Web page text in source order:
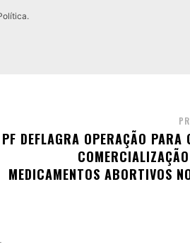
PF DEFLAGRA OPERAÇÃO PARA
MEDICAMENTOS ABORTIVOS